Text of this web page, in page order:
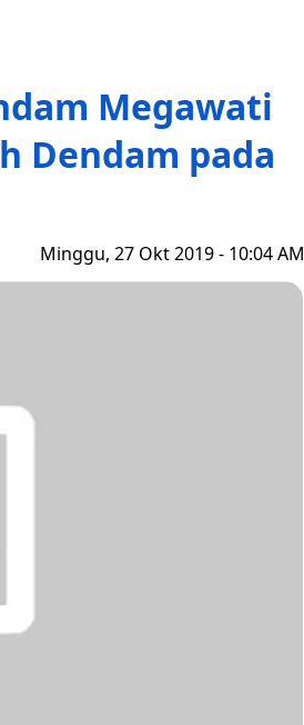
Megawati
Dendam pada
Minggu, 27 Okt 2019 - 10:04 AM